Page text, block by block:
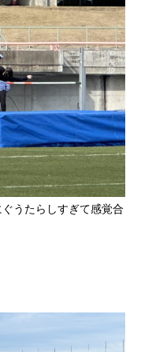
うたらしすぎて感覚合